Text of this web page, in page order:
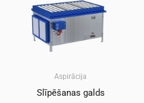
Aspirācija
Slīpēšanas galds